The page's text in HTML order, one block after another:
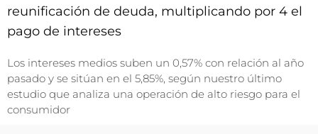
reunificación de deuda, multiplicando por 4 el
pago de intereses
Los intereses medios suben un 0,57% con relación al año
pasado y se sitúan en el 5,85%, según nuestro último
estudio que analiza una operación de alto riesgo para el
consumidor